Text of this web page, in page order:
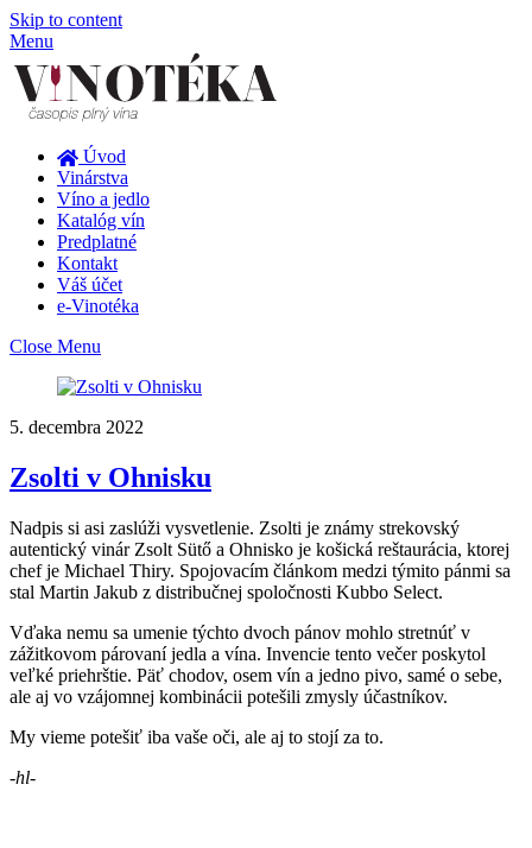
Skip to content
Menu
Úvod
Vinárstva
Víno a jedlo
Katalóg vín
Predplatné
Kontakt
Váš účet
e-Vinotéka
Close Menu
5. decembra 2022
Zsolti v Ohnisku
Nadpis si asi zaslúži vysvetlenie. Zsolti je známy strekovský
autentický vinár Zsolt Sütő a Ohnisko je košická reštaurácia, ktorej
chef je Michael Thiry. Spojovacím článkom medzi týmito pánmi sa
stal Martin Jakub z distribučnej spoločnosti Kubbo Select.
Vďaka nemu sa umenie týchto dvoch pánov mohlo stretnúť v
zážitkovom párovaní jedla a vína. Invencie tento večer poskytol
veľké priehrštie. Päť chodov, osem vín a jedno pivo, samé o sebe,
ale aj vo vzájomnej kombinácii potešili zmysly účastníkov.
My vieme potešiť iba vaše oči, ale aj to stojí za to.
-hl-